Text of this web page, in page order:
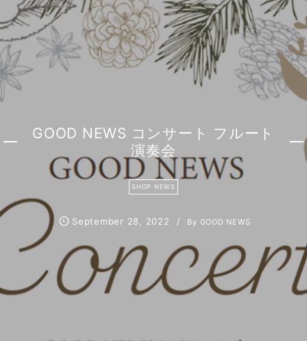
GOOD NEWS コンサート フルート
演奏会
SHOP NEWS
September 28, 2022 By GOOD NEWS